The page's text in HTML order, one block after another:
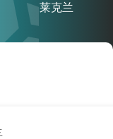
莱克兰